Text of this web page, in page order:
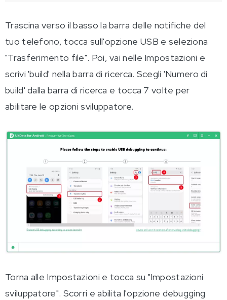
Trascina verso il basso la barra delle notifiche del
tuo telefono, tocca sull'opzione USB e seleziona
"Trasferimento file". Poi, vai nelle Impostazioni e
scrivi 'build' nella barra di ricerca. Scegli 'Numero di
build' dalla barra di ricerca e tocca 7 volte per
abilitare le opzioni sviluppatore.
Torna alle Impostazioni e tocca su "Impostazioni
sviluppatore". Scorri e abilita l'opzione debugging